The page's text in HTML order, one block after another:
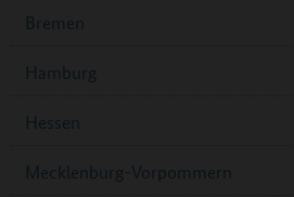
Bremen
Hamburg
Hessen
Mecklenburg-Vorpommern